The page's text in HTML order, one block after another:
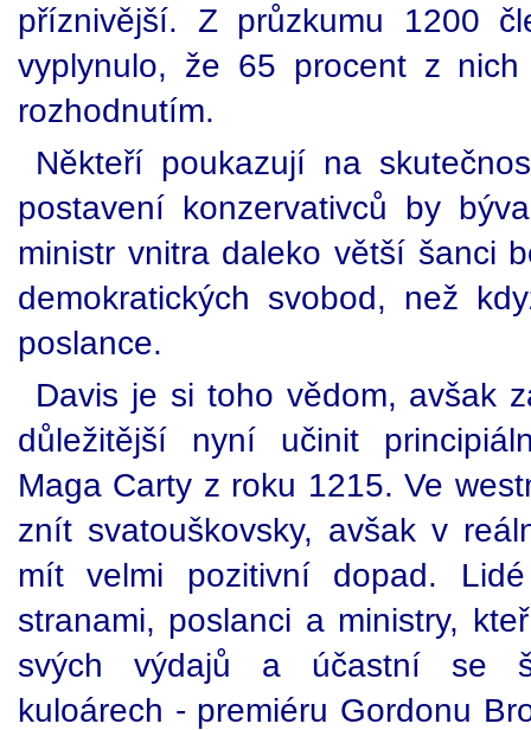
příznivější. Z průzkumu 1200
vyplynulo, že 65 procent z
rozhodnutím.
Někteří poukazují na
postavení konzervativců by
ministr vnitra daleko větší šanci
demokratických svobod, než
poslance.
Davis je si toho vědom, avšak
důležitější nyní učinit
Maga Carty z roku 1215. Ve
znít svatouškovsky, avšak v
mít velmi pozitivní dopad.
stranami, poslanci a ministry,
svých výdajů a účastní se
kuloárech - premiéru Gordonu